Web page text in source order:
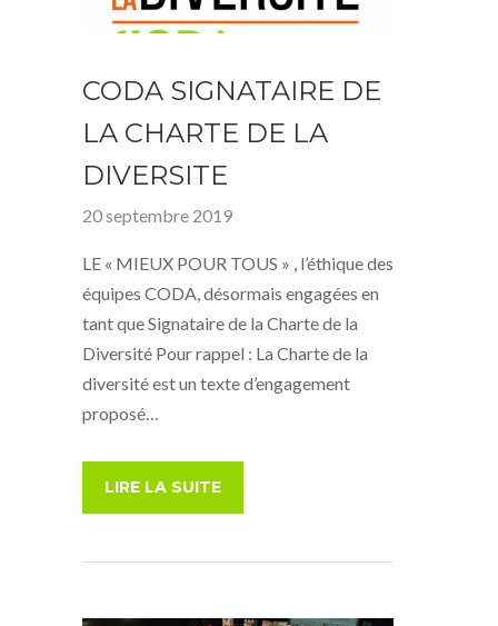
CODA SIGNATAIRE DE
LA CHARTE DE LA
DIVERSITE
20 septembre 2019
LE « MIEUX POUR TOUS » , l’éthique des
équipes CODA, désormais engagées en
tant que Signataire de la Charte de la
Diversité Pour rappel : La Charte de la
diversité est un texte d’engagement
proposé…
LIRE LA SUITE